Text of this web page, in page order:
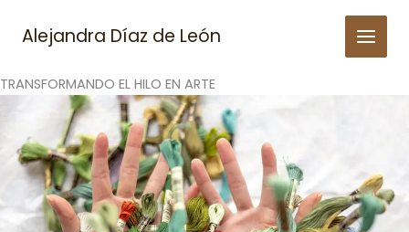
Alejandra Díaz de León
TRANSFORMANDO EL HILO EN ARTE